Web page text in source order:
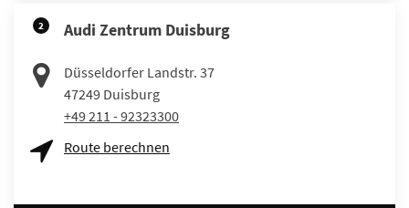
2 Audi Zentrum Duisburg
Düsseldorfer Landstr. 37
47249 Duisburg
+49 211 - 92323300
Route berechnen